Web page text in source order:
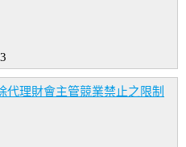
代理財會主管競業禁止之限制